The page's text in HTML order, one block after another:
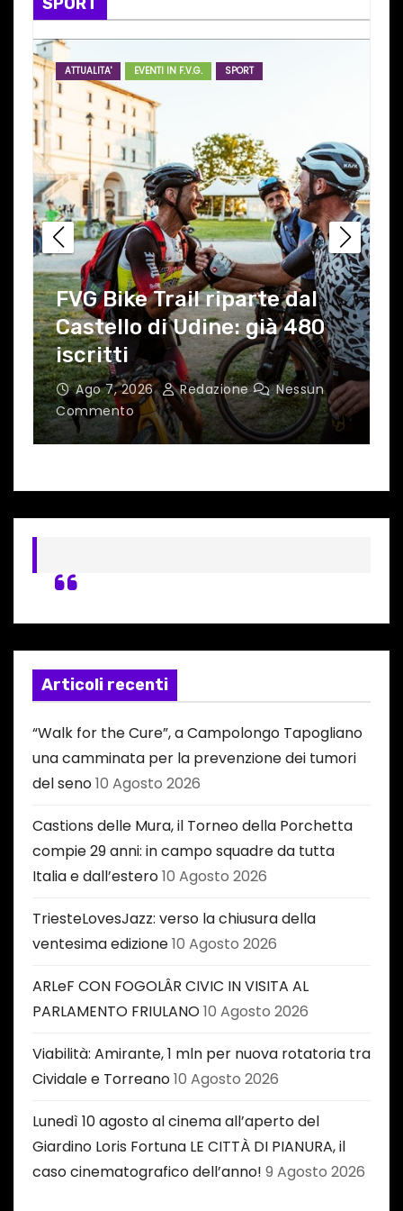
ATTUALITA' EVENTI IN F.V.G. SPORT
FVG Bike Trail riparte dal
Castello di Udine: già 480
iscritti
Ago 7, 2026 Redazione
Nessun
Commento
Articoli recenti
“Walk for the Cure”, a Campolongo Tapogliano
una camminata per la prevenzione dei tumori
del seno10 Agosto 2026
Castions delle Mura, il Torneo della Porchetta
compie 29 anni: in campo squadre da tutta
Italia e dall’estero10 Agosto 2026
TriesteLovesJazz: verso la chiusura della
ventesima edizione10 Agosto 2026
ARLeF CON FOGOLÂR CIVIC IN VISITA AL
PARLAMENTO FRIULANO10 Agosto 2026
Viabilità: Amirante, 1 mln per nuova rotatoria tra
Cividale e Torreano10 Agosto 2026
Lunedì 10 agosto al cinema all’aperto del
Giardino Loris Fortuna LE CITTÀ DI PIANURA, il
caso cinematografico dell’anno! 9 Agosto 2026